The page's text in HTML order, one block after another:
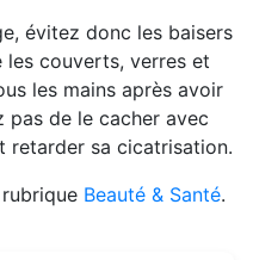
évitez donc les baisers
les couverts, verres et
les mains après avoir
de le cacher avec
retarder sa cicatrisation.
Beauté & Santé.